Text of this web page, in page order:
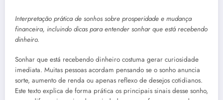
Interpretação prática de sonhos sobre prosperidade e mudança
financeira, incluindo dicas para entender sonhar que está recebendo
dinheiro.
Sonhar que está recebendo dinheiro costuma gerar curiosidade
imediata. Muitas pessoas acordam pensando se o sonho anuncia
sorte, aumento de renda ou apenas reflexo de desejos cotidianos.
Este texto explica de forma prática os principais sinais desse sonho,